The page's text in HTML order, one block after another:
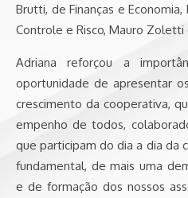
Brutti, de Finanças e
Controle e Risco, Mauro Zoletti
Adriana reforçou a
oportunidade de apresentar
crescimento da cooperativa,
empenho de todos,
que participam do dia a dia da
fundamental, de mais uma
e de formação dos nossos